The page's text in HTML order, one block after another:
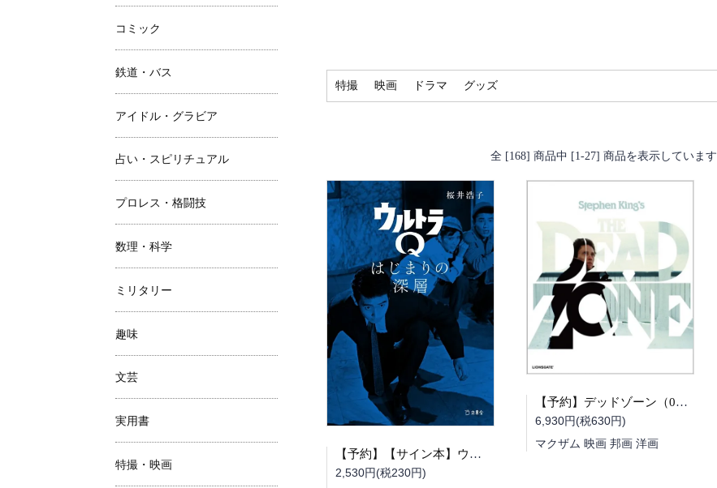
特撮 映画 ドラマ グッズ
全 [168] 商品中 [1-27] 商品を表示しています
【予約】【サイン本】ウルトラQ はじまりの深層（09/18頃発送予定）
2,530円(税230円)
【予約】デッドゾーン（09/25頃発送予定）
6,930円(税630円)
マクザム 映画 邦画 洋画
コミック
鉄道・バス
アイドル・グラビア
占い・スピリチュアル
プロレス・格闘技
数理・科学
ミリタリー
趣味
文芸
実用書
特撮・映画